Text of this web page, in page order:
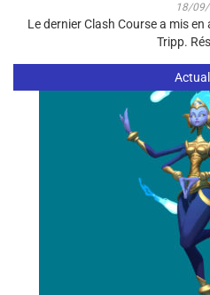
18/
Le dernier Clash Course a mis
Tripp.